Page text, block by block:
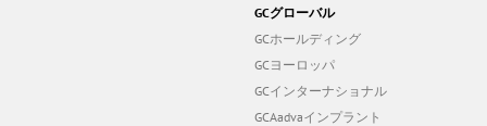
GCグローバル
GCホールディング
GCヨーロッパ
GCインターナショナル
GCAadvaインプラント